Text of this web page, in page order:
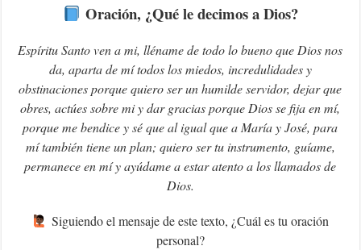
Oración, ¿Qué le decimos a Dios?
Espíritu Santo ven a mi, lléname de todo lo bueno que Dios nos
da, aparta de mí todos los miedos, incredulidades y
obstinaciones porque quiero ser un humilde servidor, dejar que
obres, actúes sobre mi y dar gracias porque Dios se fija en mí,
porque me bendice y sé que al igual que a María y José, para
mí también tiene un plan; quiero ser tu instrumento, guíame,
permanece en mí y ayúdame a estar atento a los llamados de
Dios.
Siguiendo el mensaje de este texto, ¿Cuál es tu oración
personal?